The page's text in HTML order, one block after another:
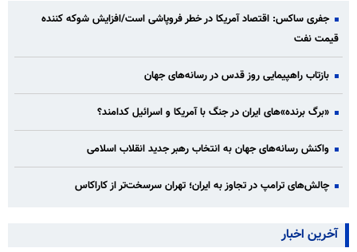
جفری ساکس: اقتصاد آمریکا در خطر فروپاشی است/افزایش شوکه کننده
قیمت نفت
بازتاب راهپیمایی روز قدس در رسانه‌های جهان
«برگ برنده»‌های ایران در جنگ با آمریکا و اسرائیل کدامند؟
واکنش رسانه‌های جهان به انتخاب رهبر جدید انقلاب اسلامی
چالش‌های ترامپ در تجاوز به ایران؛ تهران سرسخت‌تر از کاراکاس
آخرین اخبار